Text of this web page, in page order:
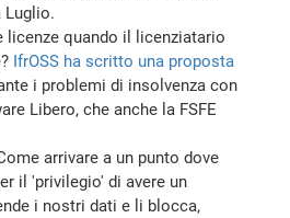
Luglio.
licenze quando il licenziatario
IfrOSS ha scritto una proposta
i problemi di insolvenza con
Libero, che anche la FSFE
arrivare a un punto dove
il 'privilegio' di avere un
i nostri dati e li blocca,